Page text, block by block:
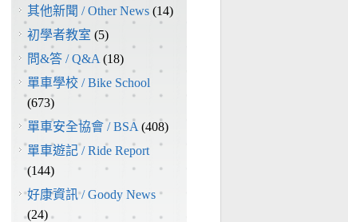
其他新聞 / Other News (14)
初學者教室 (5)
問&答 / Q&A (18)
單車學校 / Bike School
(673)
單車安全協會 / BSA (408)
單車遊記 / Ride Report
(144)
好康資訊 / Goody News
(24)